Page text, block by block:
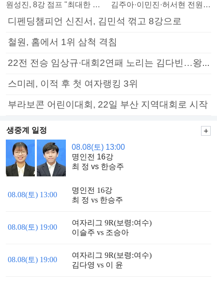
원성진, 8강 점프 "최대한 승자조에서 버티겠다" 김주아·이민진·허서현 전원 승리… 평택, 부안 꺾고 5연승
디펜딩챔피언 신진서, 김민석 꺾고 8강으로
철원, 홈에서 1위 삼척 격침
22전 전승 임상규·대회2연패 노리는 김다빈…왕중왕전 16강 7일부터
스미레, 이적 후 첫 여자랭킹 3위
부라보콘 어린이대회, 22일 부산 지역대회로 시작
생중계 일정
08.08(토) 13:00
명인전 16강
최 정 vs 한승주
08.08(토) 13:00
명인전 16강
최 정 vs 한승주
08.08(토) 19:00
여자리그 9R(보령:여수)
이슬주 vs 조승아
08.08(토) 19:00
여자리그 9R(보령:여수)
김다영 vs 이 윤